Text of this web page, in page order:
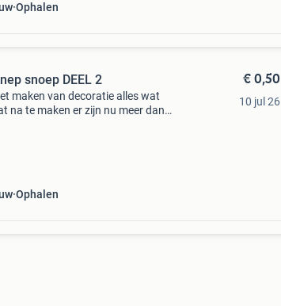
Ophalen
snoep DEEL 2
maken van decoratie alles wat
na te maken er zijn nu meer dan
Ophalen
€ 0,50
10 jul 26